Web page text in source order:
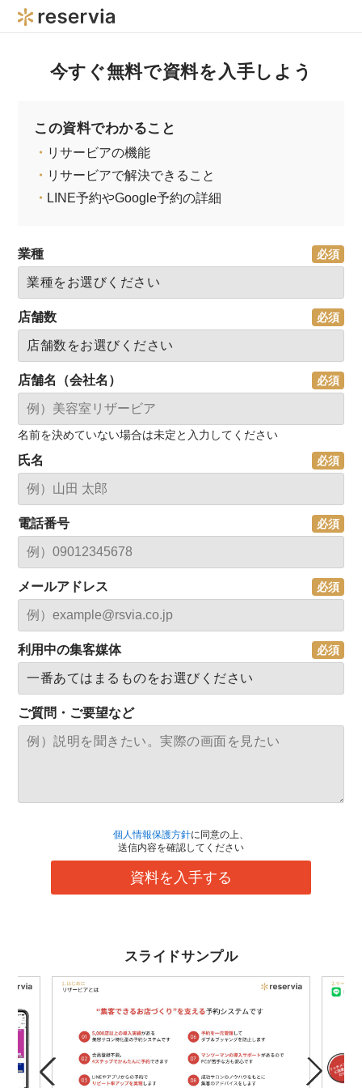
今すぐ無料で資料を入手しよう
この資料でわかること
・ リサービアの機能
・ リサービアで解決できること
・ LINE予約やGoogle予約の詳細
業種
店舗数
店舗名（会社名）
名前を決めていない場合は未定と入力してください
氏名
電話番号
メールアドレス
利用中の集客媒体
ご質問・ご要望など
個人情報保護方針に同意の上、
送信内容を確認してください
資料を入手する
スライドサンプル